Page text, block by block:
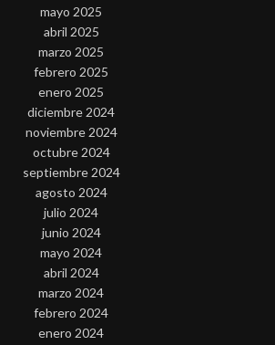
mayo 2025
abril 2025
marzo 2025
febrero 2025
enero 2025
diciembre 2024
noviembre 2024
octubre 2024
septiembre 2024
agosto 2024
julio 2024
junio 2024
mayo 2024
abril 2024
marzo 2024
febrero 2024
enero 2024